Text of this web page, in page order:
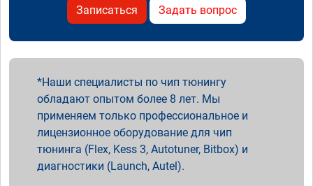
Записаться Задать вопрос
Наши специалисты по чип тюнингу
обладают опытом более 8 лет. Мы
применяем только профессиональное и
лицензионное оборудование для чип
тюнинга (Flex, Kess 3, Autotuner, Bitbox) и
диагностики (Launch, Autel).